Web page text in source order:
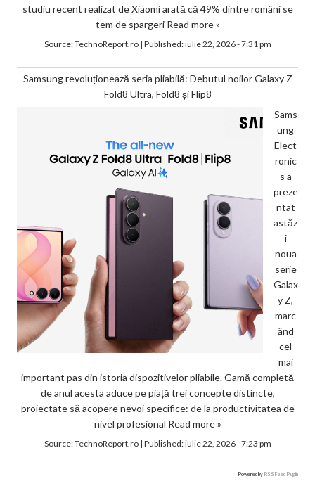
studiu recent realizat de Xiaomi arată că 49% dintre români se
tem de spargeri Read more »
Source:TechnoReport.ro| Published:iulie 22, 2026 - 7:31 pm
Samsung revoluționează seria pliabilă: Debutul noilor Galaxy Z
Fold8 Ultra, Fold8 și Flip8
Sams
ung
Elect
ronic
s a
preze
ntat
astăz
i
noua
serie
Galax
y Z,
marc
ând
cel
mai
important pas din istoria dispozitivelor pliabile. Gamă completă
de anul acesta aduce pe piață trei concepte distincte,
proiectate să acopere nevoi specifice: de la productivitatea de
nivel profesional Read more »
Source:TechnoReport.ro| Published:iulie 22, 2026 - 7:23 pm
Powered by RSS Feed Plugin